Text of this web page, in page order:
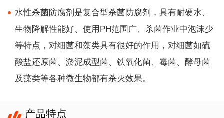
水性杀菌防腐剂是复合型杀菌防腐剂，具有耐硬水、
生物降解性能好、使用PH范围广、杀菌作业中泡沫少
等特点，对细菌和藻类具有很好的作用，对细菌如硫
酸盐还原菌、淤泥成型菌、铁氧化菌、霉菌、酵母菌
及藻类等各种微生物都有杀灭效果。
产品特点